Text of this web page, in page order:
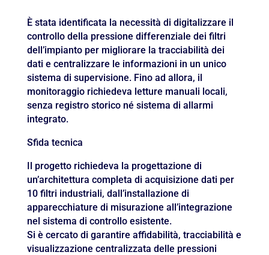
È stata identificata la necessità di digitalizzare il
controllo della pressione differenziale dei filtri
dell’impianto per migliorare la tracciabilità dei
dati e centralizzare le informazioni in un unico
sistema di supervisione. Fino ad allora, il
monitoraggio richiedeva letture manuali locali,
senza registro storico né sistema di allarmi
integrato.
Sfida tecnica
Il progetto richiedeva la progettazione di
un’architettura completa di acquisizione dati per
10 filtri industriali, dall’installazione di
apparecchiature di misurazione all’integrazione
nel sistema di controllo esistente.
Si è cercato di garantire affidabilità, tracciabilità e
visualizzazione centralizzata delle pressioni